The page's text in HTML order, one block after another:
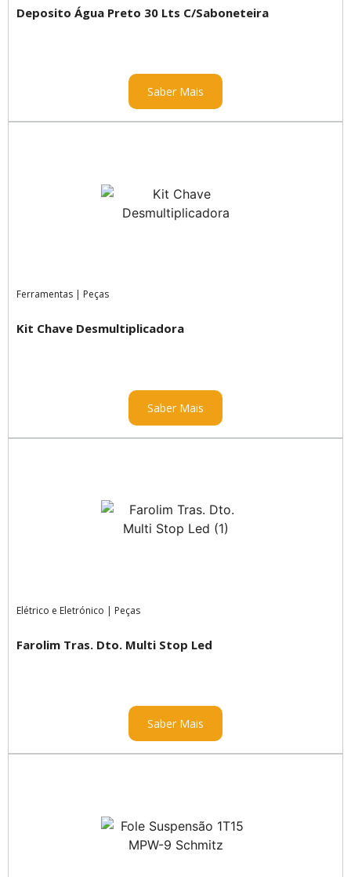
Deposito Água Preto 30 Lts C/Saboneteira
Saber Mais
Ferramentas | Peças
Kit Chave Desmultiplicadora
Saber Mais
Elétrico e Eletrónico | Peças
Farolim Tras. Dto. Multi Stop Led
Saber Mais